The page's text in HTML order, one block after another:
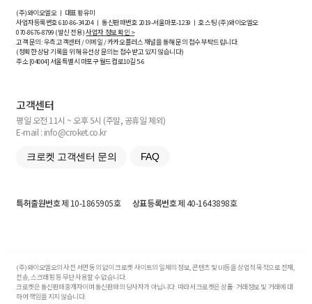
(주)와이오엘오 ㅣ 대표 황유미
사업자등록번호610-86-34204ㅣ 통신판매번호 2019-서울마포-1239 ㅣ 호스팅 (주)와이오엘오
070-8676-8799 (발신 전용)사업자 정보 확인 >
고객 문의: 우측 고객센터 / 이메일 / 카카오플러스 채널을 통해 문의 접수 부탁드립니다.
(정확한 상담 기록을 위해 유선상 문의는 접수받고 있지 않습니다)
주소 [04004] 서울특별시 마포구 월드컵로10길5-6
고객센터
평일 오전 11시 ~ 오후 5시 (주말, 공휴일 제외)
E-mail : info@croket.co.kr
크로켓 고객센터 문의 FAQ
특허출원번호제 10-1865905호 상표등록번호제 40-1643898호
(주)와이오엘오의 사전 서면 동의 없이 크로켓 사이트의 일체의 정보, 콘텐츠 및 UI등을 상업적 목적으로 전재,
전송, 스크래핑 등 무단 사용할 수 없습니다.
크로켓은 통신판매중개자이며 통신판매의 당사자가 아닙니다. 따라서 크로켓은 상품·거래정보 및 거래에 대
하여 책임을 지지 않습니다.